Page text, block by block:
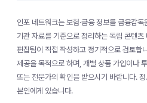
인포 네트워크는 보험·금융 정보를 금융감독
기관 자료를 기준으로 정리하는 독립 콘텐
편집팀이 직접 작성하고 정기적으로 검토합
제공을 목적으로 하며, 개별 상품 가입이나
또는 전문가의 확인을 받으시기 바랍니다.
본인에게 있습니다.